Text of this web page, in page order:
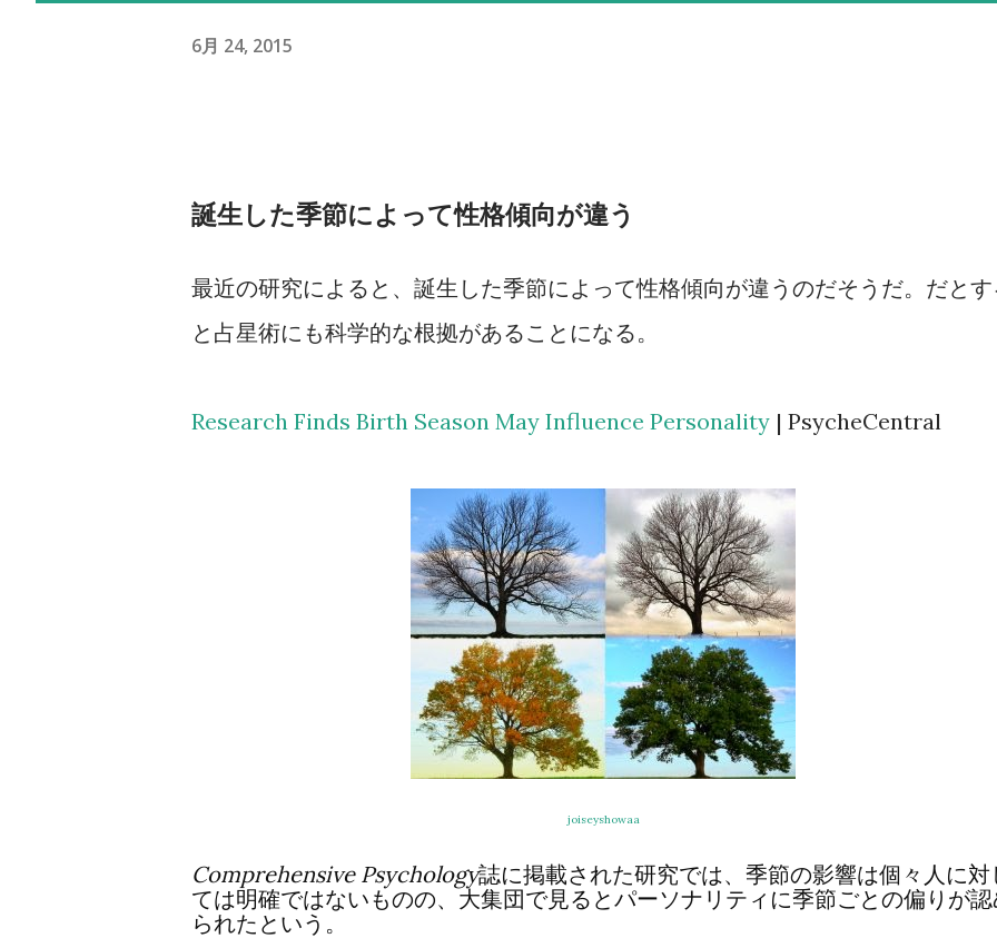
6月 24, 2015
誕生した季節によって性格傾向が違う
最近の研究によると、誕生した季節によって性格傾向が違うのだそうだ。だと
と占星術にも科学的な根拠があることになる。
Research Finds Birth Season May Influence Personality | PsycheCentral
joiseyshowaa
Comprehensive Psychology誌に掲載された研究では、季節の影響は個々人に対
ては明確ではないものの、大集団で見るとパーソナリティに季節ごとの偏りが
られたという。